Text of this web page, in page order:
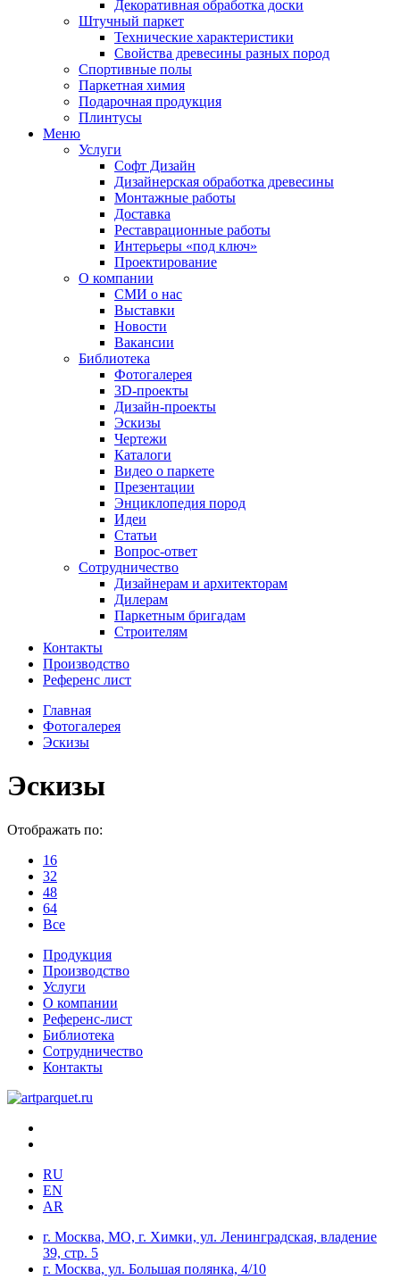
Декоративная обработка доски
Штучный паркет
Технические характеристики
Свойства древесины разных пород
Спортивные полы
Паркетная химия
Подарочная продукция
Плинтусы
Меню
Услуги
Софт Дизайн
Дизайнерская обработка древесины
Монтажные работы
Доставка
Реставрационные работы
Интерьеры «под ключ»
Проектирование
О компании
СМИ о нас
Выставки
Новости
Вакансии
Библиотека
Фотогалерея
3D-проекты
Дизайн-проекты
Эскизы
Чертежи
Каталоги
Видео о паркете
Презентации
Энциклопедия пород
Идеи
Статьи
Вопрос-ответ
Сотрудничество
Дизайнерам и архитекторам
Дилерам
Паркетным бригадам
Строителям
Контакты
Производство
Референс лист
Главная
Фотогалерея
Эскизы
Эскизы
Отображать по:
16
32
48
64
Все
Продукция
Производство
Услуги
О компании
Референс-лист
Библиотека
Сотрудничество
Контакты
RU
EN
AR
г. Москва, МО, г. Химки, ул. Ленинградская, владение
39, стр. 5
г. Москва, ул. Большая полянка, 4/10